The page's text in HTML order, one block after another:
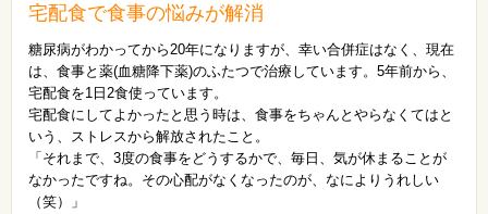
宅配食で食事の悩みが解消
糖尿病がわかってから20年になりますが、幸い合併症はなく、現在
は、食事と薬(血糖降下薬)のふたつで治療しています。5年前から、
宅配食を1日2食使っています。
宅配食にしてよかったと思う時は、食事をちゃんとやらなくてはと
いう、ストレスから解放されたこと。
「それまで、3度の食事をどうするかで、毎日、気が休まることが
なかったですね。その心配がなくなったのが、なによりうれしい
（笑）」